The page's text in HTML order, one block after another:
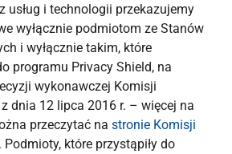
usług i technologii przekazujemy
wyłącznie podmiotom ze Stanów
i wyłącznie takim, które
programu Privacy Shield, na
wykonawczej Komisji
dnia 12 lipca 2016 r. – więcej na
przeczytać na stronie Komisji
. Podmioty, które przystąpiły do